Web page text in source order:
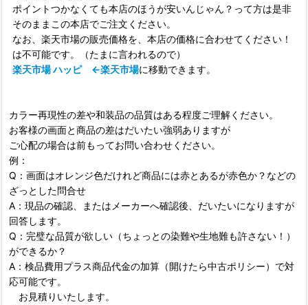
ポイントつかなくても本店のほうが安いんじゃん？って方は是非
そのままこの本店でご注文ください。
なお、楽天市場の販売価格を、本店の価格に合わせてください！
は不可能です。（たまに言われるので）
楽天市場 ハッピ ←楽天市場に移動できます。
カラー再現性の差や和装品の品質はある程度ご理解ください。
お客様の画面と商品の差はだいたい強弱ありますが
ご心配の場合は前もってお問い合わせください。
例：
Q：画面はオレンジ色だけれど商品には赤とあるが赤色か？などの
ざっとした問合せ
A：現品の確認、またはメーカーへ確認後、だいたいになりますが
回答します。
Q：完璧な品質が欲しい（ちょっとの染難や生地難も許さない！）
ができるか？
A：検品費用プラス商品代金の加算（開けたら中古ポリシー）で対
応可能です。
お見積りいたします。